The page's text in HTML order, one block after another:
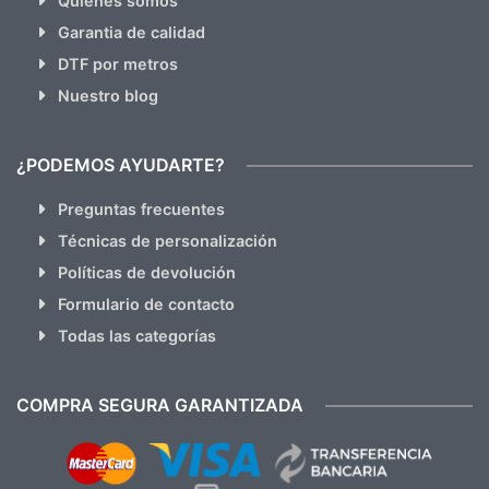
Garantia de calidad
DTF por metros
Nuestro blog
¿PODEMOS AYUDARTE?
Preguntas frecuentes
Técnicas de personalización
Políticas de devolución
Formulario de contacto
Todas las categorías
COMPRA SEGURA GARANTIZADA